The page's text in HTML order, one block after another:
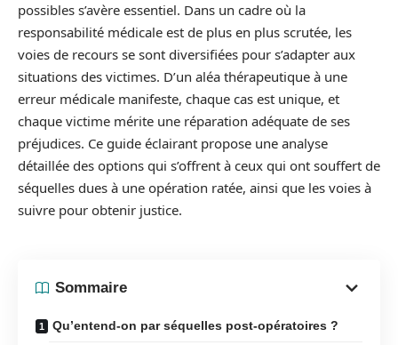
possibles s’avère essentiel. Dans un cadre où la
responsabilité médicale est de plus en plus scrutée, les
voies de recours se sont diversifiées pour s’adapter aux
situations des victimes. D’un aléa thérapeutique à une
erreur médicale manifeste, chaque cas est unique, et
chaque victime mérite une réparation adéquate de ses
préjudices. Ce guide éclairant propose une analyse
détaillée des options qui s’offrent à ceux qui ont souffert de
séquelles dues à une opération ratée, ainsi que les voies à
suivre pour obtenir justice.
Sommaire
Qu’entend-on par séquelles post-opératoires ?